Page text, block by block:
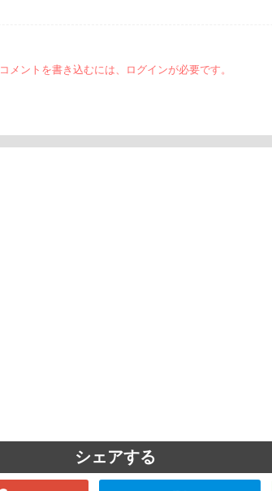
コメントを書き込むには、ログインが必要です。
シェアする